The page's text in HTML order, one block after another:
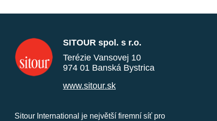
SITOUR spol. s r.o.
Terézie Vansovej 10
974 01 Banská Bystrica
www.sitour.sk
Sitour International je největší firemní síť pro